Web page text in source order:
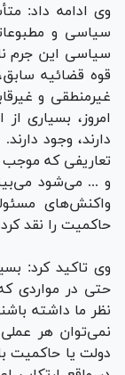
وی ادامه داد:
سیاسی و
سیاسی این جرم
قوه قضائیه
غیرمنطقی و
امروز، بسیاری
دارند، وجود
تعاریفی که موجب
و ... می‌شود
واکنش‌های
حاکمیت را نقد
وی تاکید کرد:
حتی در مواردی
نظر ما داشته
نمی‌توان هر
دولت یا حاکمیت